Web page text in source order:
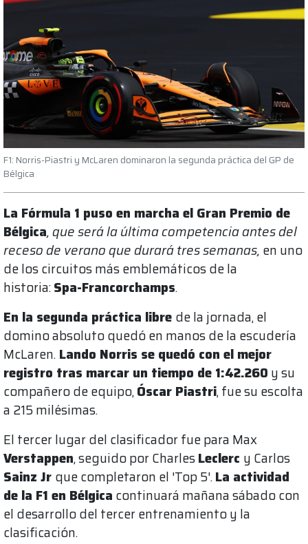
F1: Norris-Piastri y McLaren dominaron la segunda práctica del GP de
Bélgica
La Fórmula 1 puso en marcha el Gran Premio de
Bélgica, que será la última competencia antes del
receso de verano que durará tres semanas, en uno
de los circuitos más emblemáticos de la
historia:Spa-Francorchamps.
En la segunda práctica libre de la jornada, el
domino absoluto quedó en manos de la escudería
McLaren. Lando Norris se quedó con el mejor
registro tras marcar un tiempo de 1:42.260 y su
compañero de equipo,Óscar Piastri, fue su escolta
a 215 milésimas.
El tercer lugar del clasificador fue para Max
Verstappen, seguido por CharlesLeclerc y Carlos
Sainz Jr que completaron el 'Top 5'.La actividad
de la F1 en Bélgica continuará mañana sábado con
el desarrollo del tercer entrenamiento y la
clasificación.